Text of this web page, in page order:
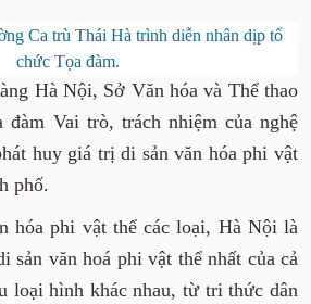
Ca trù Thái Hà trình diễn nhân dịp tổ
chức Tọa đàm.
Hà Nội, Sở Văn hóa và Thể thao
Vai trò, trách nhiệm của nghệ
huy giá trị di sản văn hóa phi vật
phố.
hóa phi vật thể các loại, Hà Nội là
sản văn hoá phi vật thể nhất của cả
loại hình khác nhau, từ tri thức dân